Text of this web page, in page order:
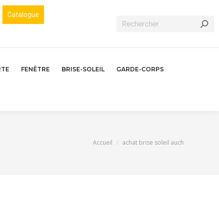
Catalogue
Recherche
FENÊTRE BRISE-SOLEIL GARDE-CORPS
Vous êtes ici :
Accueil achat brise soleil auch